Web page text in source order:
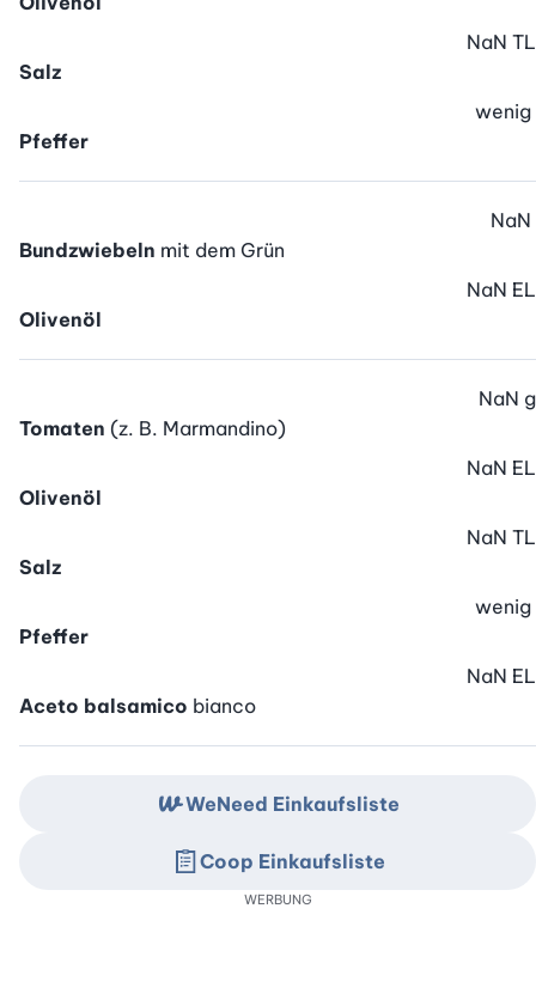
Salz
NaN TL
Pfeffer
wenig
Bundzwiebeln mit dem Grün
NaN
Olivenöl
NaN EL
Tomaten (z. B. Marmandino)
NaN g
Olivenöl
NaN EL
Salz
NaN TL
Pfeffer
wenig
Aceto balsamico bianco
NaN EL
WeNeed Einkaufsliste
Coop Einkaufsliste
WERBUNG